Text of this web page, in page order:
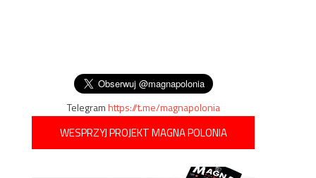
Telegramhttps://t.me/magnapolonia
WESPRZYJ PROJEKT MAGNA POLONIA